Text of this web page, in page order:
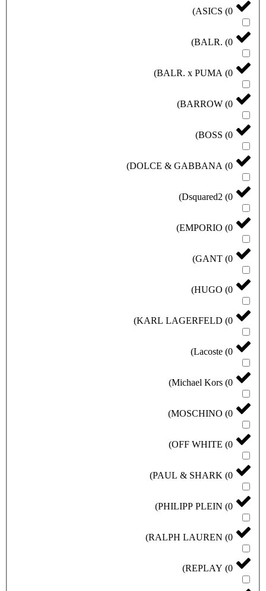
ASICS (0
)
BALR. (0
)
BALR. x PUMA (0
)
BARROW (0
)
BOSS (0
)
DOLCE & GABBANA (0
)
Dsquared2 (0
)
EMPORIO (0
)
GANT (0
)
HUGO (0
)
KARL LAGERFELD (0
)
Lacoste (0
)
Michael Kors (0
)
MOSCHINO (0
)
OFF WHITE (0
)
PAUL & SHARK (0
)
PHILIPP PLEIN (0
)
RALPH LAUREN (0
)
REPLAY (0
)